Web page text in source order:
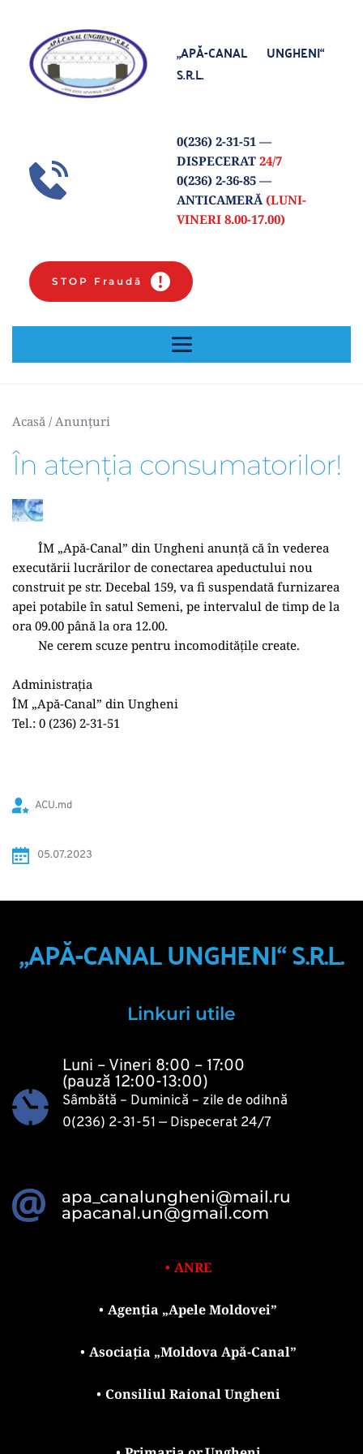
„APĂ-CANAL UNGHENI“
S.R.L.
0(236) 2-31-51 —
DISPECERAT 24/7
0(236) 2-36-85 —
ANTICAMERĂ (LUNI-
VINERI 8.00-17.00)
STOP Fraudă
Acasă / Anunțuri
În atenția consumatorilor!
executării lucrărilor de conectarea apeductului nou
construit pe str. Decebal 159, va fi suspendată furnizarea
apei potabile în satul Semeni, pe intervalul de timp de la
ora 09.00 până la ora 12.00.
	Ne cerem scuze pentru incomoditățile create.
Administrația
ÎM „Apă-Canal” din Ungheni
Tel.: 0 (236) 2-31-51
ACU.md
05.07.2023
„APĂ-CANAL UNGHENI“ S.R.L.
Linkuri utile
Luni – Vineri 8:00 – 17:00
(pauză 12:00-13:00)
Sâmbătă – Duminică – zile de odihnă
0(236) 2-31-51 — Dispecerat 24/7
apa_canalungheni@mail.ru
apacanal.un@gmail.com
ANRE
Agenția „Apele Moldovei”
Asociația „Moldova Apă-Canal”
Consiliul Raional Ungheni